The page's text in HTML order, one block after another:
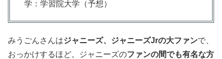
学：学習院大学（予想）
みうごんさんはジャニーズ、ジャニーズJrの大ファンで、
おっかけするほど。ジャニーズのファンの間でも有名な方